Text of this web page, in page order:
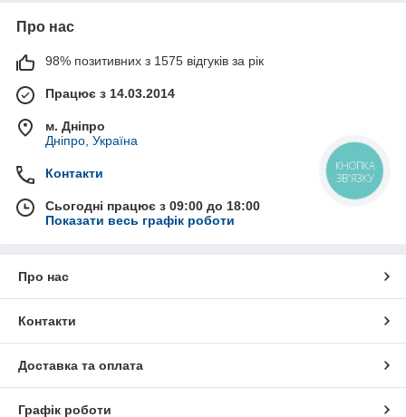
Про нас
98% позитивних з 1575 відгуків за рік
Працює з 14.03.2014
м. Дніпро
Дніпро, Україна
Контакти
Сьогодні працює з 09:00 до 18:00
Показати весь графік роботи
Про нас
Контакти
Доставка та оплата
Графік роботи
КНОПКА
ЗВ'ЯЗКУ